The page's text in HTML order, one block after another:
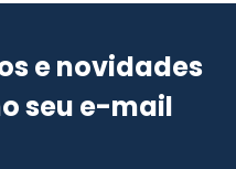
e novidades
seu e-mail